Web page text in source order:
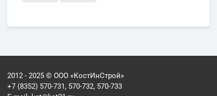
2012 - 2025 © ООО «КостИнСтрой»
+7 (8352) 570-731, 570-732, 570-733